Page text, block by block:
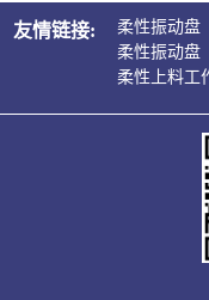
友情链接: 柔性振动盘
柔性振动盘
柔性上料工